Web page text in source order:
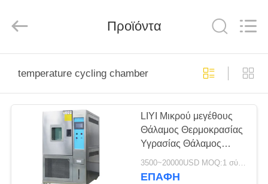
ΠΡΟΪΌΝΤΑ
ΠΕΡΊΠΟΥ
ΕΜΕΊΣ
Co.,
Reserved.
Προϊόντα
temperature cycling chamber
LIYI Μικρού μεγέθους
Θάλαμος Θερμοκρασίας
Υγρασίας Θάλαμος
Ποδηλασίας
3500~20000USD MOQ:1 σύνολο
ΕΠΑΦΉ